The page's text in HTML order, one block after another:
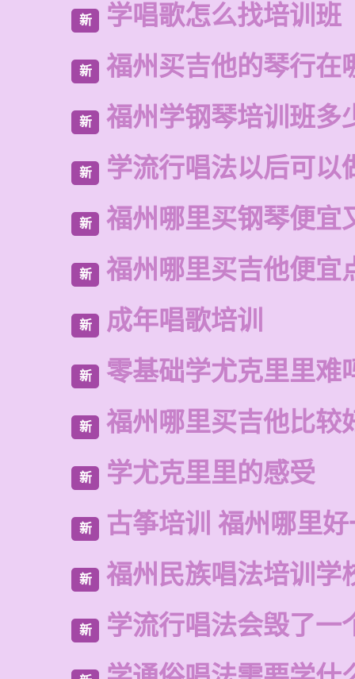
新 学唱歌怎么找培训班
新 福州买吉他的琴行在
新 福州学钢琴培训班多
新 学流行唱法以后可以
新 福州哪里买钢琴便宜
新 福州哪里买吉他便宜
新 成年唱歌培训
新 零基础学尤克里里难
新 福州哪里买吉他比较
新 学尤克里里的感受
新 古筝培训 福州哪里
新 福州民族唱法培训学
新 学流行唱法会毁了一